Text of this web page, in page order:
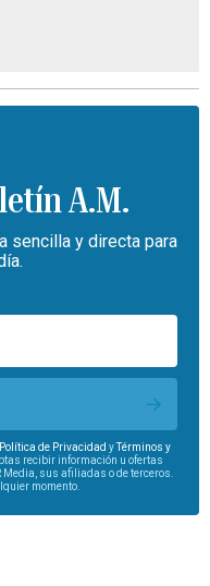
A.M.
sencilla y directa para
Política de Privacidad y
Términos y
recibir información u ofertas
Media, sus afiliadas o de terceros.
momento.